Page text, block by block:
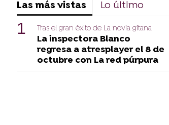
Las más vistas Lo último
Tras el gran éxito de La novia gitana
La inspectora Blanco
regresa a atresplayer el 8 de
octubre con La red púrpura